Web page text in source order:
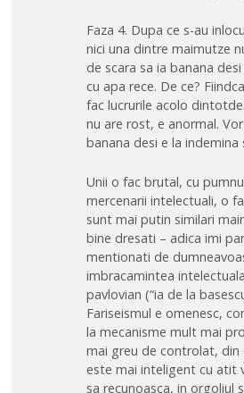
Faza 4. Dupa ce s-au
nici una dintre maimutze
de scara sa ia banana
cu apa rece. De ce?
fac lucrurile acolo
nu are rost, e anormal.
banana desi e la indemina
Unii o fac brutal, cu
mercenarii intelectuali, o
sunt mai putin similari
bine dresati – adica imi
mentionati de
imbracamintea
pavlovian (“ia de la
Fariseismul e omenesc,
la mecanisme mult mai
mai greu de controlat, din
este mai inteligent cu atit
sa recunoasca, in orgoliul